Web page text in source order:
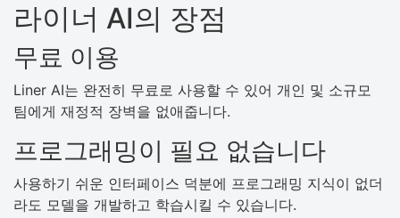
라이너 AI의 장점
무료 이용
Liner AI는 완전히 무료로 사용할 수 있어 개인 및 소규모
팀에게 재정적 장벽을 없애줍니다.
프로그래밍이 필요 없습니다
사용하기 쉬운 인터페이스 덕분에 프로그래밍 지식이 없더
라도 모델을 개발하고 학습시킬 수 있습니다.